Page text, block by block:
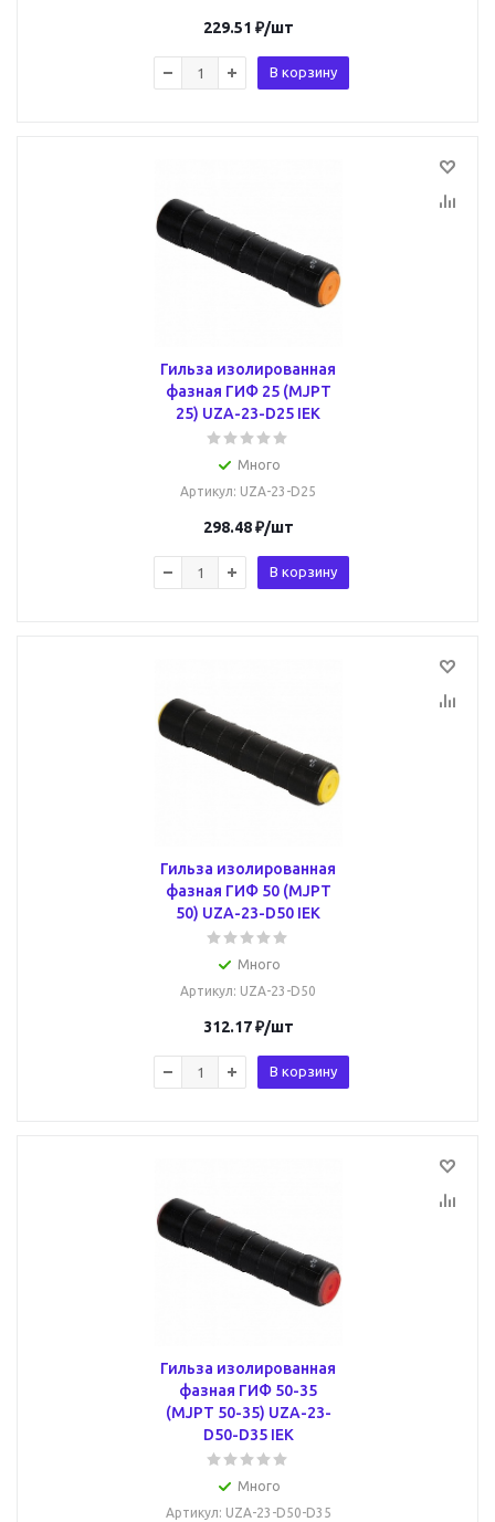
229.51 ₽/шт
В корзину
Гильза изолированная
фазная ГИФ 25 (MJPT
25) UZA-23-D25 IEK
Много
Артикул: UZA-23-D25
298.48₽/шт
В корзину
Гильза изолированная
фазная ГИФ 50 (MJPT
50) UZA-23-D50 IEK
Много
Артикул: UZA-23-D50
312.17₽/шт
В корзину
Гильза изолированная
фазная ГИФ 50-35
(MJPT 50-35) UZA-23-
D50-D35 IEK
Много
Артикул: UZA-23-D50-D35